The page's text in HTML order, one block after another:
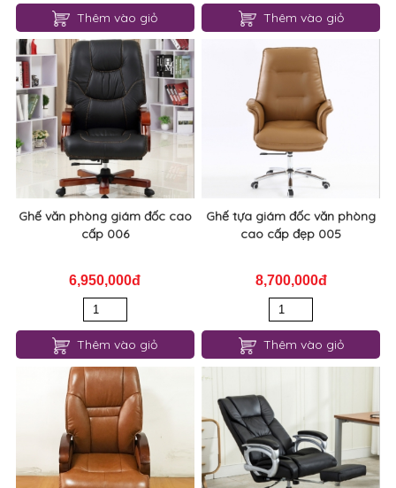
Thêm vào giỏ Thêm vào giỏ
Ghế văn phòng giám đốc cao
cấp 006
6,950,000đ
Thêm vào giỏ
Ghế tựa giám đốc văn phòng
cao cấp đẹp 005
8,700,000đ
Thêm vào giỏ